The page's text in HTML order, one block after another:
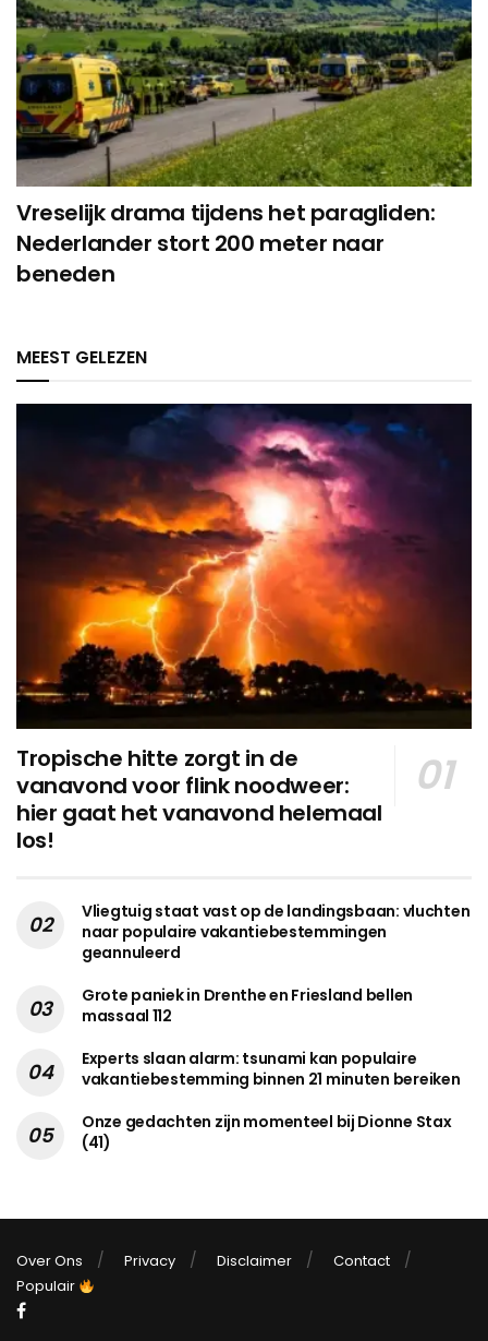
Vreselijk drama tijdens het paragliden:
Nederlander stort 200 meter naar
beneden
MEEST GELEZEN
Tropische hitte zorgt in de
vanavond voor flink noodweer:
hier gaat het vanavond helemaal
los!
Vliegtuig staat vast op de landingsbaan: vluchten
naar populaire vakantiebestemmingen
geannuleerd
Grote paniek in Drenthe en Friesland bellen
massaal 112
Experts slaan alarm: tsunami kan populaire
vakantiebestemming binnen 21 minuten bereiken
Onze gedachten zijn momenteel bij Dionne Stax
(41)
Over Ons Privacy Disclaimer
Contact
Populair